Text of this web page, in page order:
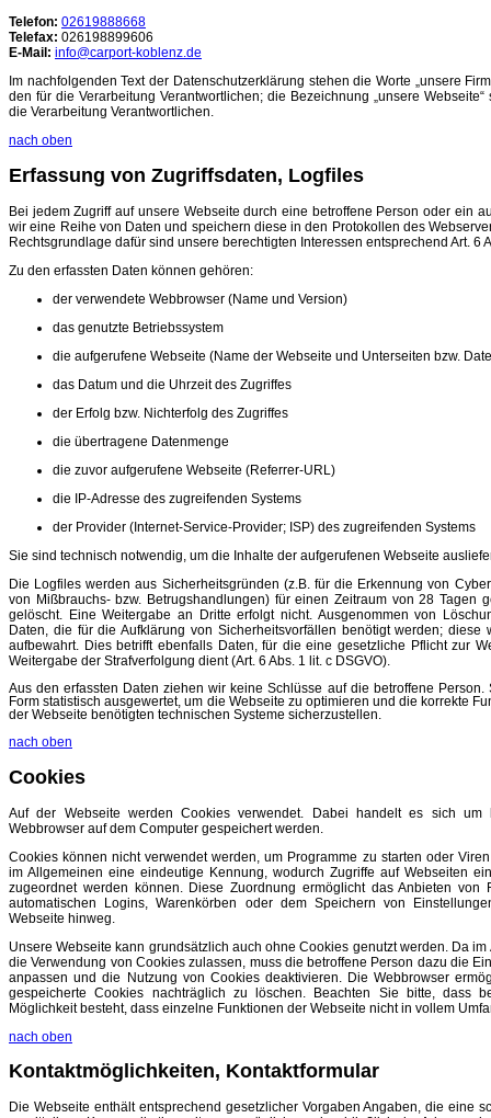
Telefon: 02619888668
Telefax: 026198899606
E-Mail: info@carport-koblenz.de
Im nachfolgenden Text der Datenschutzerklärung stehen die Worte „unsere
den für die Verarbeitung Verantwortlichen; die Bezeichnung „unsere
die Verarbeitung Verantwortlichen.
nach oben
Erfassung von Zugriffsdaten, Logfiles
Bei jedem Zugriff auf unsere Webseite durch eine betroffene Person oder ein
wir eine Reihe von Daten und speichern diese in den Protokollen des
Rechtsgrundlage dafür sind unsere berechtigten Interessen entsprechend Art. 6
Zu den erfassten Daten können gehören:
der verwendete Webbrowser (Name und Version)
das genutzte Betriebssystem
die aufgerufene Webseite (Name der Webseite und Unterseiten bzw.
das Datum und die Uhrzeit des Zugriffes
der Erfolg bzw. Nichterfolg des Zugriffes
die übertragene Datenmenge
die zuvor aufgerufene Webseite (Referrer-URL)
die IP-Adresse des zugreifenden Systems
der Provider (Internet-Service-Provider; ISP) des zugreifenden Systems
Sie sind technisch notwendig, um die Inhalte der aufgerufenen Webseite
Die Logfiles werden aus Sicherheitsgründen (z.B. für die Erkennung von
von Mißbrauchs- bzw. Betrugshandlungen) für einen Zeitraum von 28 Tagen
gelöscht. Eine Weitergabe an Dritte erfolgt nicht. Ausgenommen von
Daten, die für die Aufklärung von Sicherheitsvorfällen benötigt werden; diese
aufbewahrt. Dies betrifft ebenfalls Daten, für die eine gesetzliche Pflicht zur
Weitergabe der Strafverfolgung dient (Art. 6 Abs. 1 lit. c DSGVO).
Aus den erfassten Daten ziehen wir keine Schlüsse auf die betroffene
Form statistisch ausgewertet, um die Webseite zu optimieren und die korrekte
der Webseite benötigten technischen Systeme sicherzustellen.
nach oben
Cookies
Auf der Webseite werden Cookies verwendet. Dabei handelt es sich um
Webbrowser auf dem Computer gespeichert werden.
Cookies können nicht verwendet werden, um Programme zu starten oder
im Allgemeinen eine eindeutige Kennung, wodurch Zugriffe auf Webseiten
zugeordnet werden können. Diese Zuordnung ermöglicht das Anbieten von
automatischen Logins, Warenkörben oder dem Speichern von
Webseite hinweg.
Unsere Webseite kann grundsätzlich auch ohne Cookies genutzt werden. Da
die Verwendung von Cookies zulassen, muss die betroffene Person dazu die
anpassen und die Nutzung von Cookies deaktivieren. Die Webbrowser
gespeicherte Cookies nachträglich zu löschen. Beachten Sie bitte, dass
Möglichkeit besteht, dass einzelne Funktionen der Webseite nicht in vollem
nach oben
Kontaktmöglichkeiten, Kontaktformular
Die Webseite enthält entsprechend gesetzlicher Vorgaben Angaben, die eine